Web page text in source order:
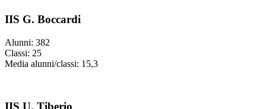
IIS G. Boccardi
Alunni: 382
Classi: 25
Media alunni/classi: 15,3
IIS U. Tiberio